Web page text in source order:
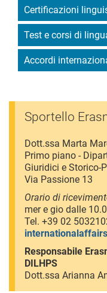
Certificazioni
Test e corsi di
Accordi
Sportello
Dott.ssa Marta
Primo piano -
Giuridici e Storico-
Via Passione 13
Orario di
mer e gio dalle
Tel. +39 02
Responsabile
DILHPS
Dott.ssa Arianna